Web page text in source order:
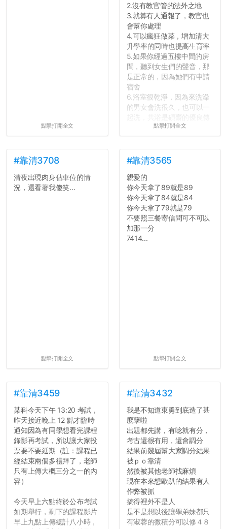
點擊打開全文
2.沒有教官管的法外之地
3.就算有人通報了，教官也
會幫你處理
4.可以瘋狂做菜，增加清大
升學率的同時也提高生育率
5.如果你經過五樓中間的房
間，聽到女生們的聲音，那
是正常的，因為她們有申請
宿舍
6.浴室很乾淨，因為來洗澡
的男女會洗很久，也可以一
舍房間，都歡迎留言讓我知
道...
點擊打開全文
#靠清3708
清夜出現肉身佔車位的情
況，還看著我傻笑...
點擊打開全文
#靠清3565
親愛的
你今天拿了89就是89
你今天拿了84就是84
你今天拿了79就是79
不要照三餐寄信問可不可以
加那一分
7414...
點擊打開全文
#靠清3459
某科今天下午 13:20 考試，
昨天接近晚上 12 點才臨時
通知因為有同學想看完課程
錄影再考試，所以讓大家投
票要不要延期（註：課程已
經結束兩個多禮拜了，老師
只有上傳大概三分之一的內
容）
今天早上六點終於公布考試
如期舉行，剩下的課程影片
早上九點上傳總計八小時，
#靠清3432
我是不知道東勇到底造了甚
麼孽啦
出題都先講，有唸就有分，
考古還很有用，還會調分
結果前幾屆幫大家調分結果
被ｐｏ靠清
然後被其他老師找麻煩
現在本來想歐趴的結果有人
作弊被抓
搞得裡外不是人
是不是想以後讓學弟妹都只
有淑蓉的微積分可以修４８